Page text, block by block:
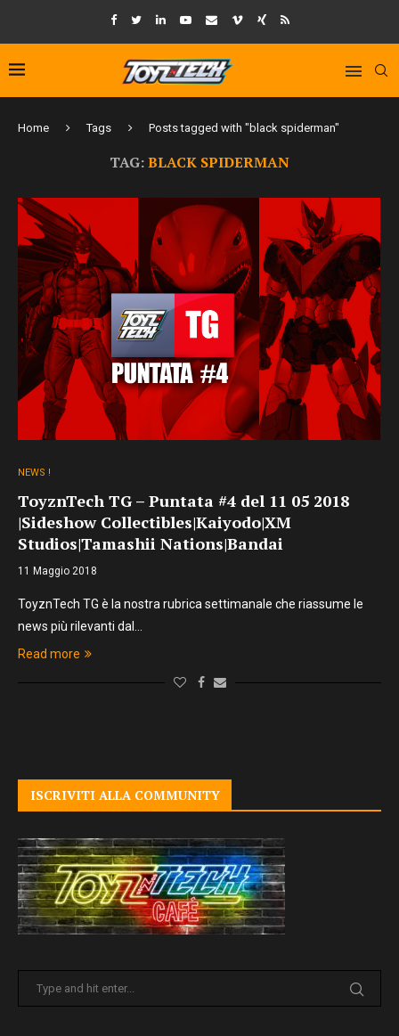
Home Tags Posts tagged with "black spiderman"
TAG:BLACK SPIDERMAN
NEWS !
ToyznTech TG – Puntata #4 del 11 05 2018
|Sideshow Collectibles|Kaiyodo|XM
Studios|Tamashii Nations|Bandai
11 Maggio 2018
ToyznTech TG è la nostra rubrica settimanale che riassume le
news più rilevanti dal…
Read more
ISCRIVITI ALLA COMMUNITY